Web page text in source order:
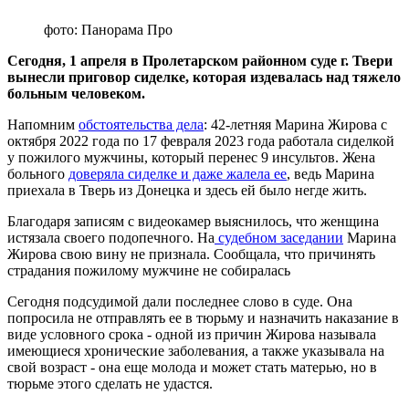
фото: Панорама Про
Сегодня, 1 апреля в Пролетарском районном суде г. Твери
вынесли приговор сиделке, которая издевалась над тяжело
больным человеком.
Напомним обстоятельства дела: 42-летняя Марина Жирова с
октября 2022 года по 17 февраля 2023 года работала сиделкой
у пожилого мужчины, который перенес 9 инсультов. Жена
больного доверяла сиделке и даже жалела ее, ведь Марина
приехала в Тверь из Донецка и здесь ей было негде жить.
Благодаря записям с видеокамер выяснилось, что женщина
истязала своего подопечного. На судебном заседании Марина
Жирова свою вину не признала. Сообщала, что причинять
страдания пожилому мужчине не собиралась
Сегодня подсудимой дали последнее слово в суде. Она
попросила не отправлять ее в тюрьму и назначить наказание в
виде условного срока - одной из причин Жирова называла
имеющиеся хронические заболевания, а также указывала на
свой возраст - она еще молода и может стать матерью, но в
тюрьме этого сделать не удастся.